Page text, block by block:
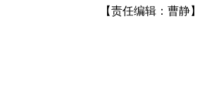
【责任编辑：曹静】